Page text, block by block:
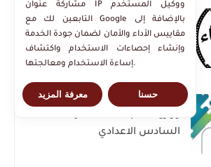
سبتمبر 6, 2025
الدرجة الكاملة في الكيمياء!
الأسئلة الوزارية (2015-2025) مع
الأجوبة النموذجية للسادس
العلمي حملها الان بصيغة PDF
أغسطس 23, 2025
السادس الاعدادي
مشاركة عنوان IP ووكيل المستخدم
التابعين لك مع Google بالإضافة إلى
مقاييس الأداء والأمان لضمان جودة الخدمة
وإنشاء إحصاءات الاستخدام واكتشاف
إساءة الاستخدام ومعالجتها.
معرفة المزيد حسنا